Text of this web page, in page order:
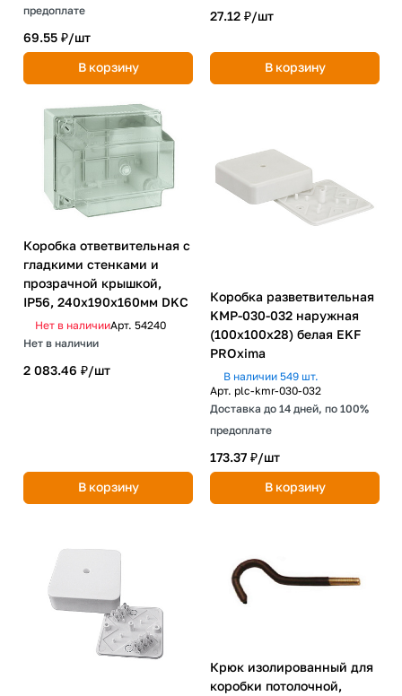
предоплате
69.55 ₽/шт
В корзину
27.12 ₽/шт
В корзину
Коробка ответвительная с
гладкими стенками и
прозрачной крышкой,
IP56, 240х190х160мм DKC
Нет в наличииАрт. 54240
Нет в наличии
2 083.46 ₽/шт
В корзину
Коробка разветвительная
KMP-030-032 наружная
(100х100х28) белая EKF
PROxima
В наличии 549 шт.
Арт. plc-kmr-030-032
Доставка до 14 дней, по 100%
предоплате
173.37 ₽/шт
В корзину
Крюк изолированный для
коробки потолочной,